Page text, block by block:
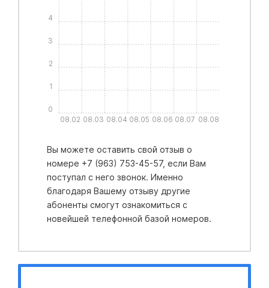
08.02 08.03 08.04 08.05 08.06 08.07 08.08
0
1
2
3
4
Вы можете оставить свой отзыв о
номере +7 (963) 753-45-57, если Вам
поступал с него звонок. Именно
благодаря Вашему отзыву другие
абоненты смогут ознакомиться с
новейшей телефонной базой номеров.